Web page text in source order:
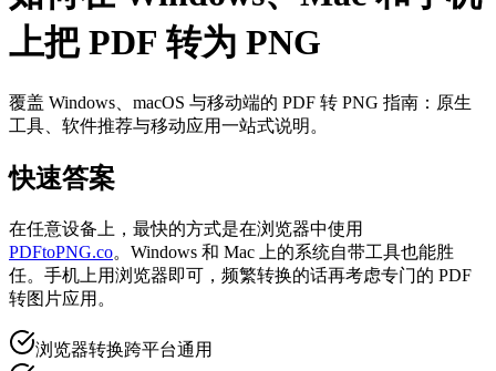
上把 PDF 转为 PNG
覆盖 Windows、macOS 与移动端的 PDF 转 PNG 指南：原生
工具、软件推荐与移动应用一站式说明。
快速答案
在任意设备上，最快的方式是在浏览器中使用
PDFtoPNG.co。Windows 和 Mac 上的系统自带工具也能胜
任。手机上用浏览器即可，频繁转换的话再考虑专门的 PDF
转图片应用。
浏览器转换跨平台通用